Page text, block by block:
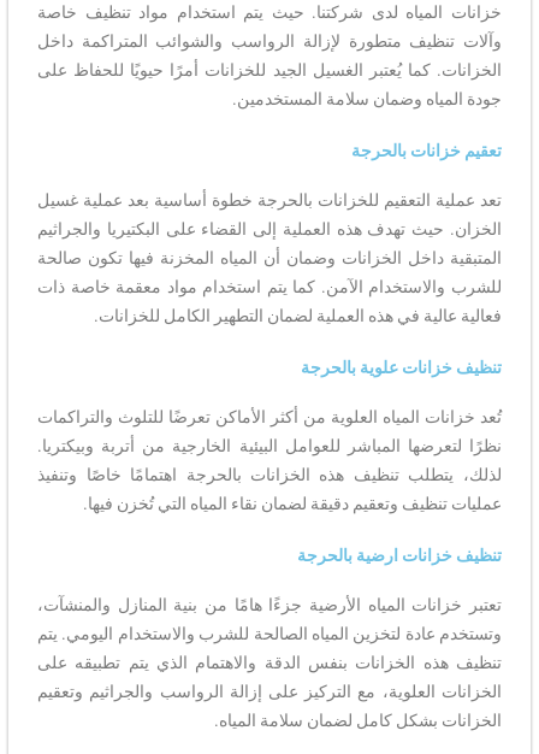
خزانات المياه لدى شركتنا. حيث يتم استخدام مواد تنظيف خاصة
وآلات تنظيف متطورة لإزالة الرواسب والشوائب المتراكمة داخل
الخزانات. كما يُعتبر الغسيل الجيد للخزانات أمرًا حيويًا للحفاظ على
جودة المياه وضمان سلامة المستخدمين.
تعقيم خزانات بالحرجة
تعد عملية التعقيم للخزانات بالحرجة خطوة أساسية بعد عملية غسيل
الخزان. حيث تهدف هذه العملية إلى القضاء على البكتيريا والجراثيم
المتبقية داخل الخزانات وضمان أن المياه المخزنة فيها تكون صالحة
للشرب والاستخدام الآمن. كما يتم استخدام مواد معقمة خاصة ذات
فعالية عالية في هذه العملية لضمان التطهير الكامل للخزانات.
تنظيف خزانات علوية بالحرجة
تُعد خزانات المياه العلوية من أكثر الأماكن تعرضًا للتلوث والتراكمات
نظرًا لتعرضها المباشر للعوامل البيئية الخارجية من أتربة وبيكتريا.
لذلك، يتطلب تنظيف هذه الخزانات بالحرجة اهتمامًا خاصًا وتنفيذ
عمليات تنظيف وتعقيم دقيقة لضمان نقاء المياه التي تُخزن فيها.
تنظيف خزانات ارضية بالحرجة
تعتبر خزانات المياه الأرضية جزءًا هامًا من بنية المنازل والمنشآت،
وتستخدم عادة لتخزين المياه الصالحة للشرب والاستخدام اليومي. يتم
تنظيف هذه الخزانات بنفس الدقة والاهتمام الذي يتم تطبيقه على
الخزانات العلوية، مع التركيز على إزالة الرواسب والجراثيم وتعقيم
الخزانات بشكل كامل لضمان سلامة المياه.